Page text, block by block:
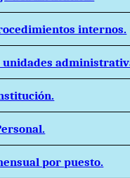
internos.
unidades
por puesto.